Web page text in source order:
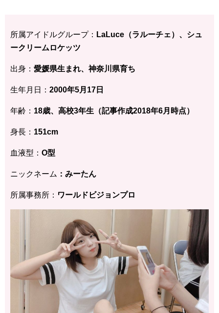
所属アイドルグループ： LaLuce（ラルーチェ）、シュ
ークリームロケッツ
出身： 愛媛県生まれ、神奈川県育ち
生年月日： 2000年5月17日
年齢： 18歳、高校3年生（記事作成2018年6月時点）
身長： 151cm
血液型： O型
ニックネーム ：みーたん
所属事務所： ワールドビジョンプロ